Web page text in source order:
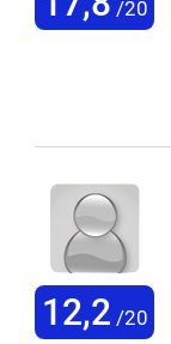
/20
12,2 /20